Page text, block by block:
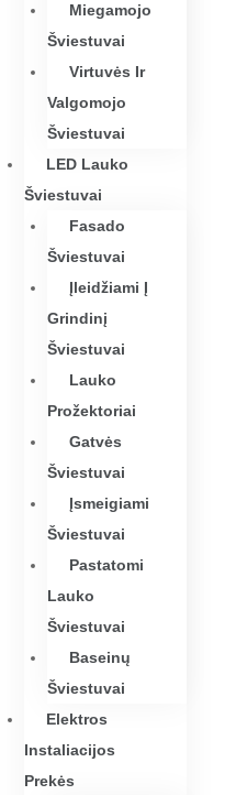
Miegamojo
Šviestuvai
Virtuvės Ir
Valgomojo
Šviestuvai
LED Lauko
Šviestuvai
Fasado
Šviestuvai
Įleidžiami Į
Grindinį
Šviestuvai
Lauko
Prožektoriai
Gatvės
Šviestuvai
Įsmeigiami
Šviestuvai
Pastatomi
Lauko
Šviestuvai
Baseinų
Šviestuvai
Elektros
Instaliacijos
Prekės